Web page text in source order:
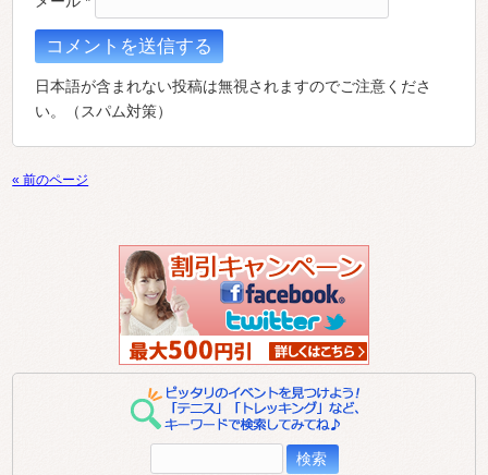
日本語が含まれない投稿は無視されますのでご注意くださ
い。（スパム対策）
« 前のページ